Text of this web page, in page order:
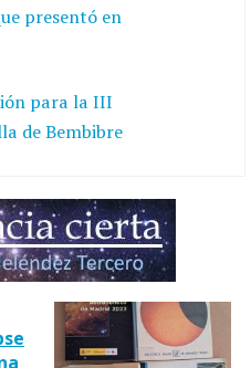
presentó en
para la III
de Bembibre